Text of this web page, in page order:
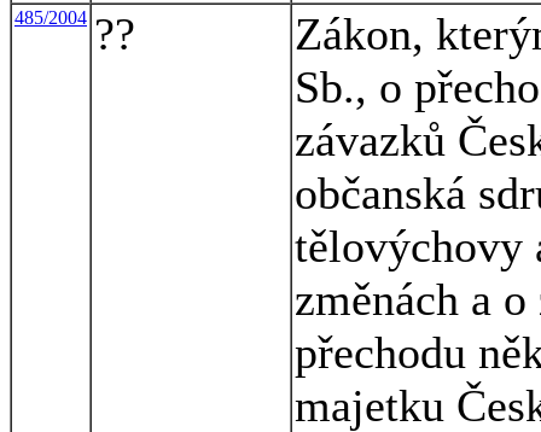
485/2004 ??
Zákon,
Sb., o
závazků
občanská
tělovýchovy
změnách a
přechodu
majetku